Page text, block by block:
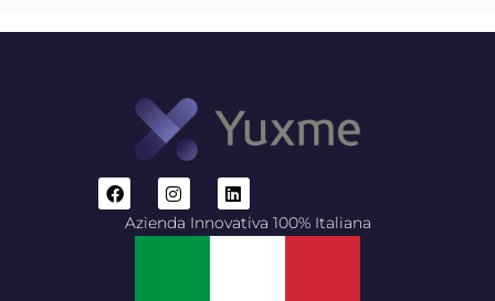
Azienda Innovativa 100% Italiana